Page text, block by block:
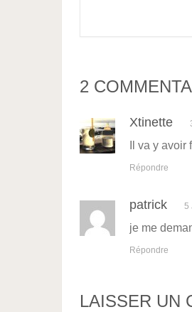
2
Xtinette
Il va y avoir
Répondre
patrick 5
je me
Répondre
LAISSER UN